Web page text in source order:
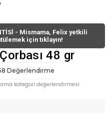
- Mismama, Felix yetkili
için tıklayın!
48 gr
Değerlendirme
kategori değerlendirmesi